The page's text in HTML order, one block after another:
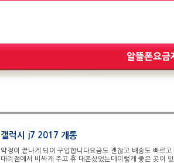
갤럭시 j7 2017 개통
약정이 끝나게 되어 구입합니다요금도 괜찮고 배송도 빠르
대리점에서 비싸게 주고 휴 대폰샀었는데이렇게 좋은 곳이